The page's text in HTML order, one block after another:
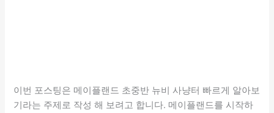
이번 포스팅은 메이플랜드 초중반 뉴비 사냥터 빠르게 알아보
기라는 주제로 작성 해 보려고 합니다. 메이플랜드를 시작하